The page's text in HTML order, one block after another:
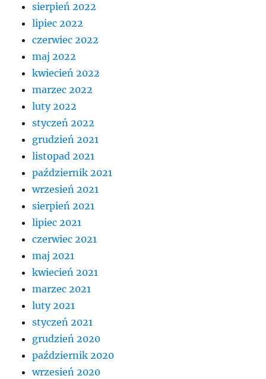
sierpień 2022
lipiec 2022
czerwiec 2022
maj 2022
kwiecień 2022
marzec 2022
luty 2022
styczeń 2022
grudzień 2021
listopad 2021
październik 2021
wrzesień 2021
sierpień 2021
lipiec 2021
czerwiec 2021
maj 2021
kwiecień 2021
marzec 2021
luty 2021
styczeń 2021
grudzień 2020
październik 2020
wrzesień 2020